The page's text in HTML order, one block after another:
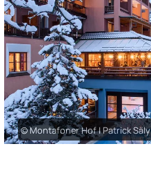
© Montafoner Hof | Patrick Säly